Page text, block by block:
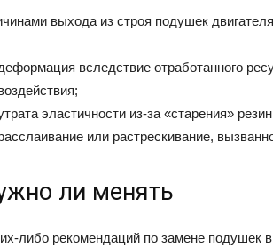
выхода из строя подушек
вследствие отработанного
эластичности из-за «старения»
или растрескивание,
ли менять
либо рекомендаций по замене подушек